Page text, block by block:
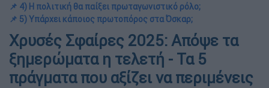
📌 4) Η πολιτική θα παίξει πρωταγωνιστικό ρόλο;
📌 5) Υπάρχει κάποιος πρωτοπόρος στα Όσκαρ;
Χρυσές Σφαίρες 2025: Απόψε τα
ξημερώματα η τελετή - Τα 5
πράγματα που αξίζει να περιμένεις